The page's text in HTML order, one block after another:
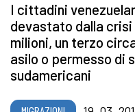
I cittadini
devastato dalla
milioni, un terzo
asilo o permesso di
sudamericani